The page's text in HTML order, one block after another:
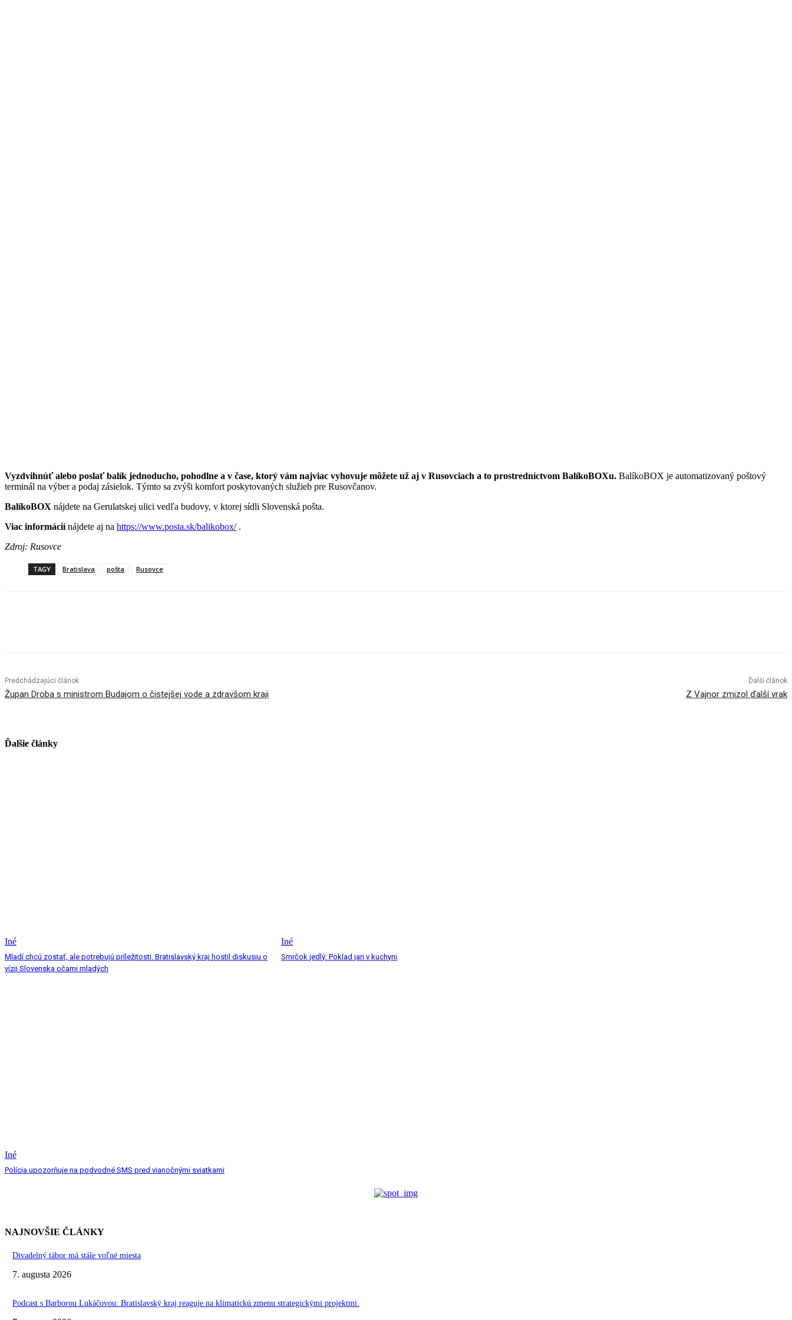
Vyzdvihnúť alebo poslať balík jednoducho, pohodlne a v čase, ktorý vám najviac vyhovuje môžete už aj v Rusovciach a to prostredníctvom BalíkoBOXu. BalíkoBOX je automatizovaný poštový
terminál na výber a podaj zásielok. Týmto sa zvýši komfort poskytovaných služieb pre Rusovčanov.
BalíkoBOX nájdete na Gerulatskej ulici vedľa budovy, v ktorej sídli Slovenská pošta.
Viac informáciínájdete aj na https://www.posta.sk/balikobox/.
Zdroj: Rusovce
TAGY Bratislava pošta Rusovce
Predchádzajúci článok
Župan Droba s ministrom Budajom o čistejšej vode a zdravšom kraji
Ďalší článok
Z Vajnor zmizol ďalší vrak
Ďalšie články
Iné
Mladí chcú zostať, ale potrebujú príležitosti. Bratislavský kraj hostil diskusiu o
vízii Slovenska očami mladých
Iné
Smrčok jedlý: Poklad jari v kuchyni
Iné
Polícia upozorňuje na podvodné SMS pred vianočnými sviatkami
NAJNOVŠIE ČLÁNKY
Divadelný tábor má stále voľné miesta
7. augusta 2026
Podcast s Barborou Lukáčovou: Bratislavský kraj reaguje na klimatickú zmenu strategickými projektmi.